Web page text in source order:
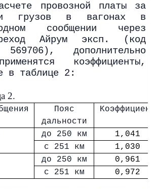
провозной платы за
грузов в вагонах в
сообщении через
Айрум эксп. (код
569706), дополнительно
коэффициенты,
в таблице 2:
2.
Пояс
дальности
Kоэффициент
до 250 км 1,041
с 251 км
1,030
до 250 км
0,961
с 251 км
0,972